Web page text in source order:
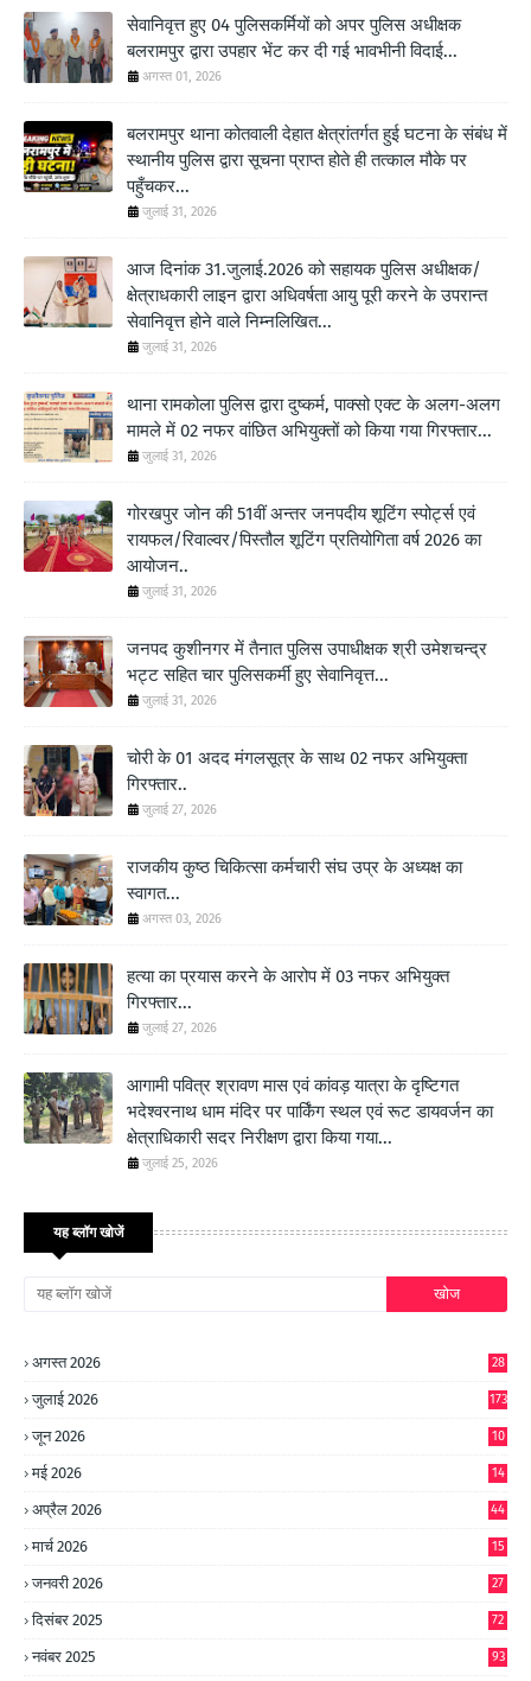
सेवानिवृत्त हुए 04 पुलिसकर्मियों को अपर पुलिस अधीक्षक
बलरामपुर द्वारा उपहार भेंट कर दी गई भावभीनी विदाई...
अगस्त 01, 2026
बलरामपुर थाना कोतवाली देहात क्षेत्रांतर्गत हुई घटना के संबंध में
स्थानीय पुलिस द्वारा सूचना प्राप्त होते ही तत्काल मौके पर
पहुँचकर...
जुलाई 31, 2026
आज दिनांक 31.जुलाई.2026 को सहायक पुलिस अधीक्षक/
क्षेत्राधकारी लाइन द्वारा अधिवर्षता आयु पूरी करने के उपरान्त
सेवानिवृत्त होने वाले निम्नलिखित...
जुलाई 31, 2026
थाना रामकोला पुलिस द्वारा दुष्कर्म, पाक्सो एक्ट के अलग-अलग
मामले में 02 नफर वांछित अभियुक्तों को किया गया गिरफ्तार...
जुलाई 31, 2026
गोरखपुर जोन की 51वीं अन्तर जनपदीय शूटिंग स्पोर्ट्स एवं
रायफल/रिवाल्वर/पिस्तौल शूटिंग प्रतियोगिता वर्ष 2026 का
आयोजन..
जुलाई 31, 2026
जनपद कुशीनगर में तैनात पुलिस उपाधीक्षक श्री उमेशचन्द्र
भट्ट सहित चार पुलिसकर्मी हुए सेवानिवृत्त...
जुलाई 31, 2026
चोरी के 01 अदद मंगलसूत्र के साथ 02 नफर अभियुक्ता
गिरफ्तार..
जुलाई 27, 2026
राजकीय कुष्ठ चिकित्सा कर्मचारी संघ उप्र के अध्यक्ष का
स्वागत...
अगस्त 03, 2026
हत्या का प्रयास करने के आरोप में 03 नफर अभियुक्त
गिरफ्तार...
जुलाई 27, 2026
आगामी पवित्र श्रावण मास एवं कांवड़ यात्रा के दृष्टिगत
भदेश्वरनाथ धाम मंदिर पर पार्किंग स्थल एवं रूट डायवर्जन का
क्षेत्राधिकारी सदर निरीक्षण द्वारा किया गया...
जुलाई 25, 2026
यह ब्लॉग खोजें
अगस्त 2026 28
जुलाई 2026 173
जून 2026
10
मई 2026
14
अप्रैल 2026 44
मार्च 2026 15
जनवरी 2026 27
दिसंबर 2025 72
नवंबर 2025 93